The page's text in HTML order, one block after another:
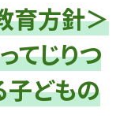
育方針＞
てじりつ
子どもの